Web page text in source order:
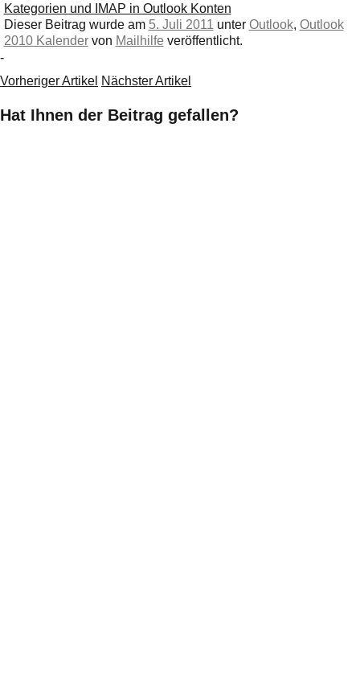
Kategorien und IMAP in Outlook Konten
Dieser Beitrag wurde am 5. Juli 2011 unter Outlook, Outlook
2010 Kalender von Mailhilfe veröffentlicht.
-
Vorheriger Artikel Nächster Artikel
Hat Ihnen der Beitrag gefallen?